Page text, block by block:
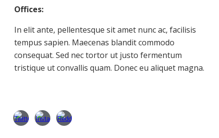
Offices:
In elit ante, pellentesque sit amet nunc ac, facilisis
tempus sapien. Maecenas blandit commodo
consequat. Sed nec tortor ut justo fermentum
tristique ut convallis quam. Donec eu aliquet magna.